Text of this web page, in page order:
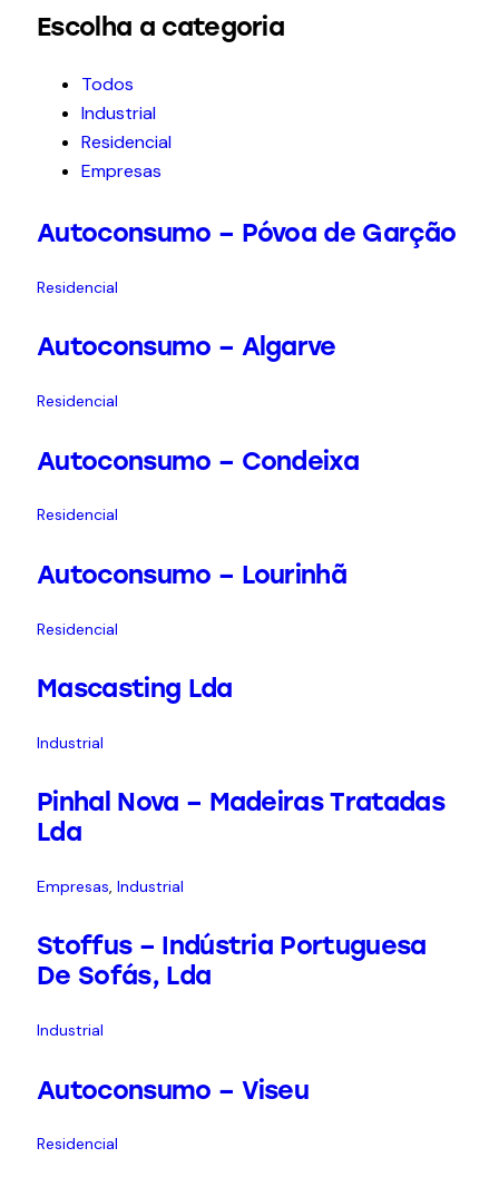
Escolha a categoria
Todos
Industrial
Residencial
Empresas
Autoconsumo – Póvoa de Garção
Residencial
Autoconsumo – Algarve
Residencial
Autoconsumo – Condeixa
Residencial
Autoconsumo – Lourinhã
Residencial
Mascasting Lda
Industrial
Pinhal Nova – Madeiras Tratadas
Lda
Empresas, Industrial
Stoffus – Indústria Portuguesa
De Sofás, Lda
Industrial
Autoconsumo – Viseu
Residencial